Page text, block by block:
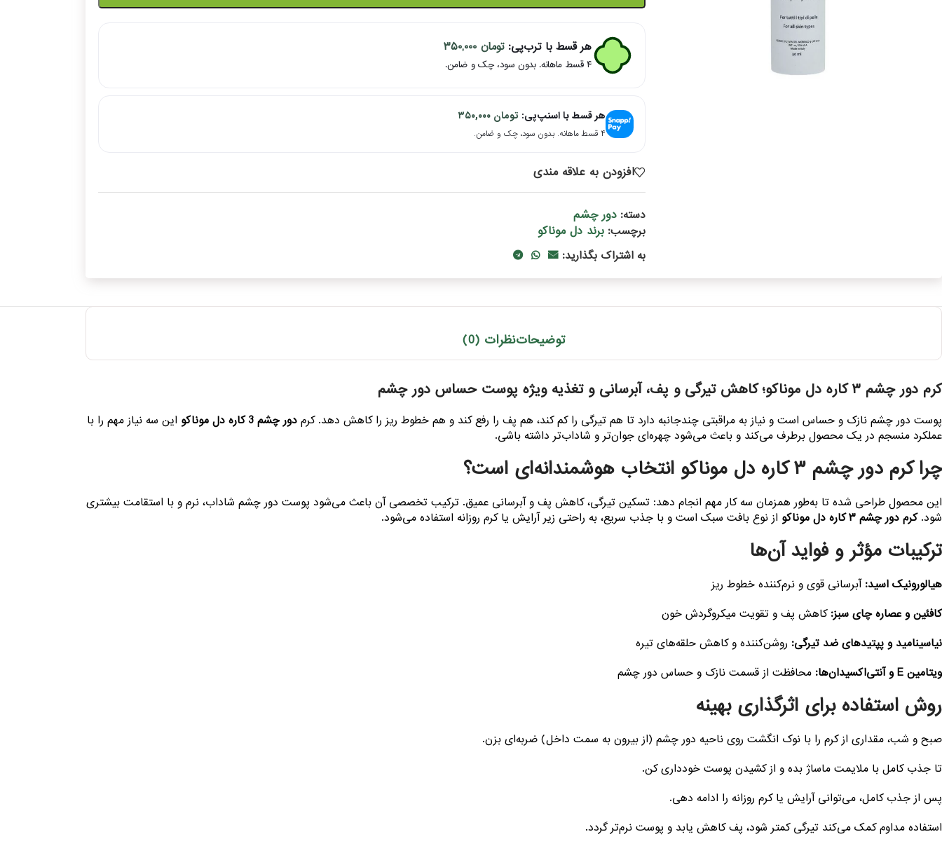
هر قسط با ترب‌پی:تومان ۳۵۰,۰۰۰
۴ قسط ماهانه. بدون سود، چک و ضامن.
هر قسط با اسنپ‌پی: تومان ۳۵۰,۰۰۰
۴ قسط ماهانه. بدون سود، چک و ضامن.
افزودن به علاقه مندی
دسته: دور چشم
برچسب: برند دل موناکو
به اشتراک بگذارید:
توضیحاتنظرات (0)
کرم دور چشم ۳ کاره دل موناکو؛ کاهش تیرگی و پف، آبرسانی و تغذیه ویژه پوست حساس دور چشم
پوست دور چشم نازک و حساس است و نیاز به مراقبتی چندجانبه دارد تا هم تیرگی را کم کند، هم پف را رفع کند و هم خطوط ریز را کاهش دهد. کرم دور چشم 3 کاره دل موناکو
این سه نیاز مهم را با
عملکرد منسجم در یک محصول برطرف می‌کند و باعث می‌شود چهره‌ای جوان‌تر و شاداب‌تر داشته باشی.
چرا کرم دور چشم ۳ کاره دل موناکو انتخاب هوشمندانه‌ای است؟
این محصول طراحی شده تا به‌طور همزمان سه کار مهم انجام دهد: تسکین تیرگی، کاهش پف و آبرسانی عمیق. ترکیب تخصصی آن باعث می‌شود پوست دور چشم شاداب، نرم و با استقامت بیشتری
شود.کرم دور چشم ۳ کاره دل موناکو از نوع بافت سبک است و با جذب سریع، به راحتی زیر آرایش یا کرم روزانه استفاده می‌شود.
ترکیبات مؤثر و فواید آن‌ها
هیالورونیک اسید: آبرسانی قوی و نرم‌کننده خطوط ریز
کافئین و عصاره چای سبز: کاهش پف و تقویت میکروگردش خون
نیاسینامید و پپتیدهای ضد تیرگی: روشن‌کننده و کاهش حلقه‌های تیره
ویتامین E و آنتی‌اکسیدان‌ها:
محافظت از قسمت نازک و حساس دور چشم
روش استفاده برای اثرگذاری بهینه
صبح و شب، مقداری از کرم را با نوک انگشت روی ناحیه دور چشم (از بیرون به سمت داخل) ضربه‌ای بزن.
تا جذب کامل با ملایمت ماساژ بده و از کشیدن پوست خودداری کن.
پس از جذب کامل، می‌توانی آرایش یا کرم روزانه را ادامه دهی.
استفاده مداوم کمک می‌کند تیرگی کمتر شود، پف کاهش یابد و پوست نرم‌تر گردد.